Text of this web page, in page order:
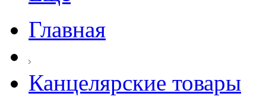
Главная
Канцелярские товары